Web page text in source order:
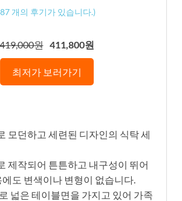
87 개의 후기가 있습니다.)
원 411,800원
최저가 보러가기
모던하고 세련된 디자인의 식탁 세
제작되어 튼튼하고 내구성이 뛰어
도 변색이나 변형이 없습니다.
넓은 테이블면을 가지고 있어 가족